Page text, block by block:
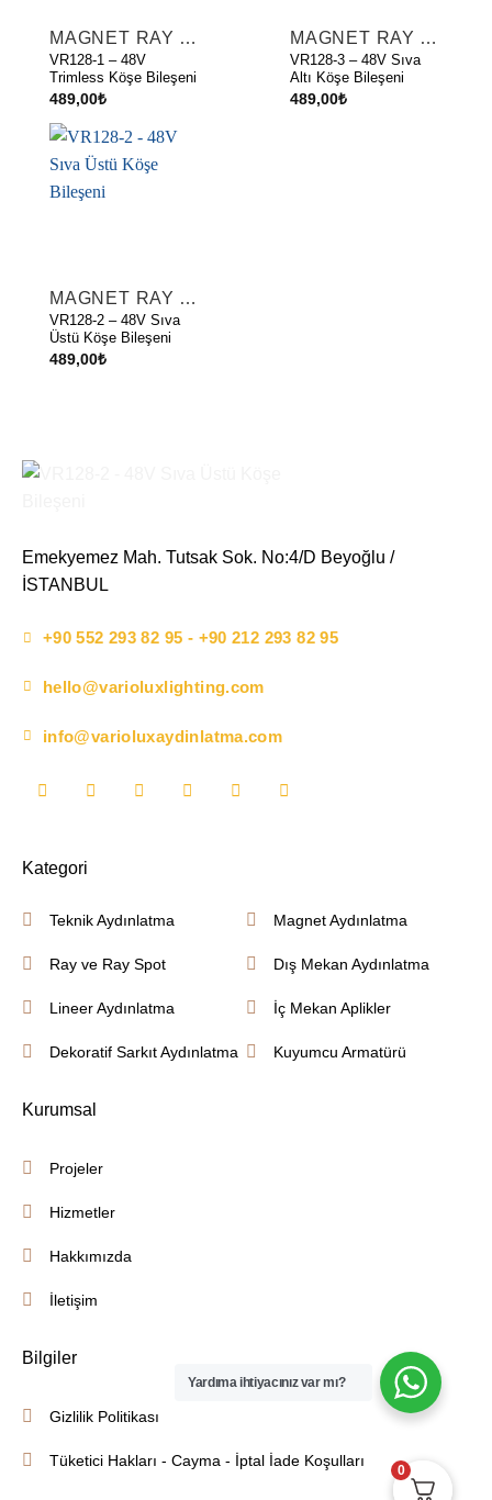
MAGNET RAY AKSESUARLARI
VR128-1 – 48V
Trimless Köşe Bileşeni
489,00₺
MAGNET RAY AKSESUARLARI
VR128-3 – 48V Sıva
Altı Köşe Bileşeni
489,00₺
MAGNET RAY AKSESUARLARI
VR128-2 – 48V Sıva
Üstü Köşe Bileşeni
489,00₺
Emekyemez Mah. Tutsak Sok. No:4/D Beyoğlu /
İSTANBUL
+90 552 293 82 95 - +90 212 293 82 95
hello@varioluxlighting.com
info@varioluxaydinlatma.com
Kategori
Teknik Aydınlatma
Ray ve Ray Spot
Lineer Aydınlatma
Dekoratif Sarkıt Aydınlatma
Magnet Aydınlatma
Dış Mekan Aydınlatma
İç Mekan Aplikler
Kuyumcu Armatürü
Kurumsal
Projeler
Hizmetler
Hakkımızda
İletişim
Bilgiler
Gizlilik Politikası
Tüketici Hakları - Cayma - İptal İade Koşulları
Yardıma ihtiyacınız var mı?
0